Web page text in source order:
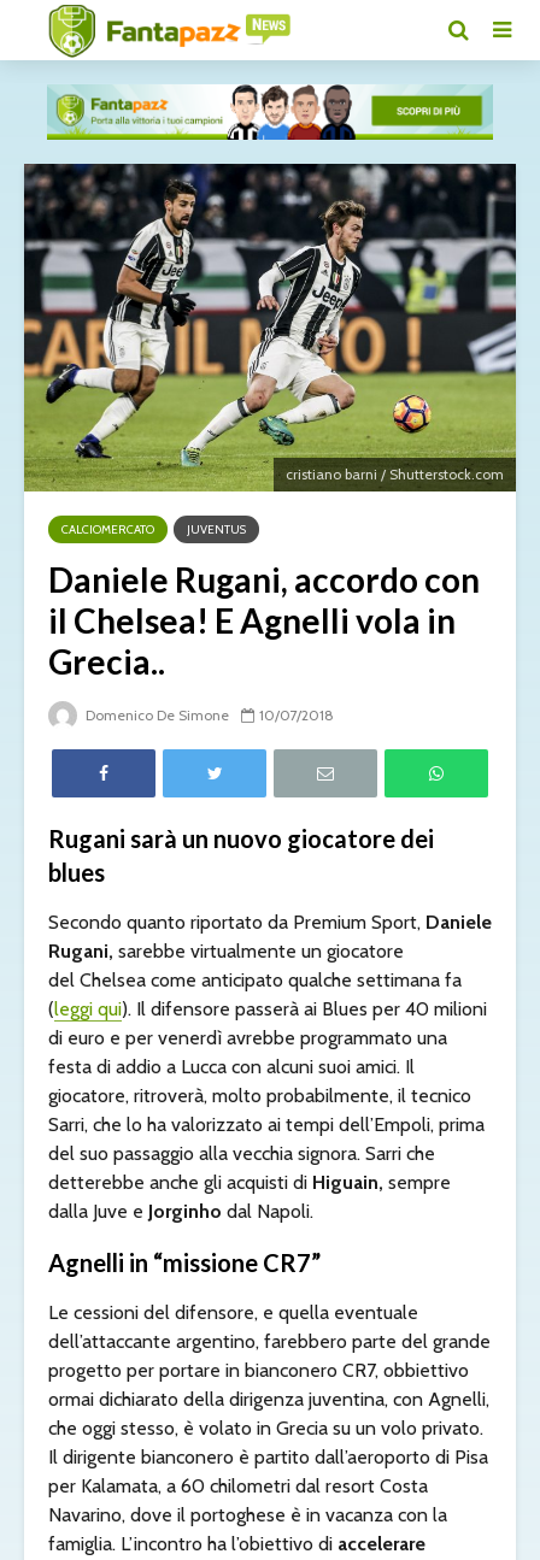
cristiano barni / Shutterstock.com
CALCIOMERCATO JUVENTUS
Daniele Rugani, accordo con
il Chelsea! E Agnelli vola in
Grecia..
Domenico De Simone 10/07/2018
Rugani sarà un nuovo giocatore dei
blues
Secondo quanto riportato da Premium Sport, Daniele
Rugani, sarebbe virtualmente un giocatore
del Chelsea come anticipato qualche settimana fa
(leggi qui). Il difensore passerà ai Blues per 40 milioni
di euro e per venerdì avrebbe programmato una
festa di addio a Lucca con alcuni suoi amici. Il
giocatore, ritroverà, molto probabilmente, il tecnico
Sarri, che lo ha valorizzato ai tempi dell’Empoli, prima
del suo passaggio alla vecchia signora. Sarri che
detterebbe anche gli acquisti di Higuain, sempre
dalla Juve e Jorginho dal Napoli.
Agnelli in “missione CR7”
Le cessioni del difensore, e quella eventuale
dell’attaccante argentino, farebbero parte del grande
progetto per portare in bianconero CR7, obbiettivo
ormai dichiarato della dirigenza juventina, con Agnelli,
che oggi stesso, è volato in Grecia su un volo privato.
Il dirigente bianconero è partito dall’aeroporto di Pisa
per Kalamata, a 60 chilometri dal resort Costa
Navarino, dove il portoghese è in vacanza con la
famiglia. L’incontro ha l’obiettivo di accelerare